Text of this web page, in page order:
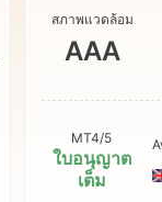
สภาพแวดล้อม
AAA
MT4/5
ใบอนุญาต
เต็ม